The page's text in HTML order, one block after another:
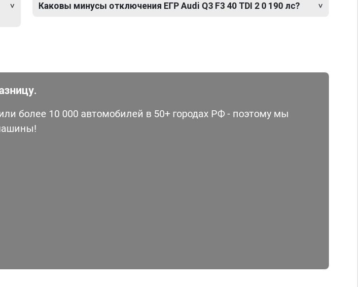
Каковы минусы отключения ЕГР Audi Q3 F3 40 TDI 2 0 190 лс?
более 10 000 автомобилей в 50+ городах РФ - поэтому мы